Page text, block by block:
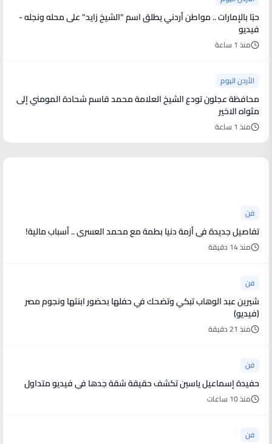
حبًا بالإمارات .. مواطن أردني يطلق اسم "الشيخ زايد" على محله ونجله -
فيديو
منذ 1 ساعة
الأردن اليوم
محافظة عجلون تودع الشيخ العلامة محمد قاسم شحادة المومني إلى
مثواه الاخير
منذ 1 ساعة
فن
تفاصيل جديدة في أزمة دنيا بطمة مع محمد العسري .. أسباب مالية!
منذ 14 دقيقة
فن
شيرين عبد الوهاب تبكي وتضحك في حفلها بحضور ابنتها ونجوم مصر
(فيديو)
منذ 21 دقيقة
فن
حفيدة إسماعيل ياسين تكشف حقيقة شقة جدها في فيديو متداول
منذ 10 ساعات
فن